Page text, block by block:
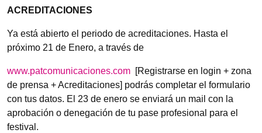
ACREDITACIONES
Ya está abierto el periodo de acreditaciones. Hasta el
próximo 21 de Enero, a través de
www.patcomunicaciones.com [Registrarse en login + zona
de prensa + Acreditaciones] podrás completar el formulario
con tus datos. El 23 de enero se enviará un mail con la
aprobación o denegación de tu pase profesional para el
festival.